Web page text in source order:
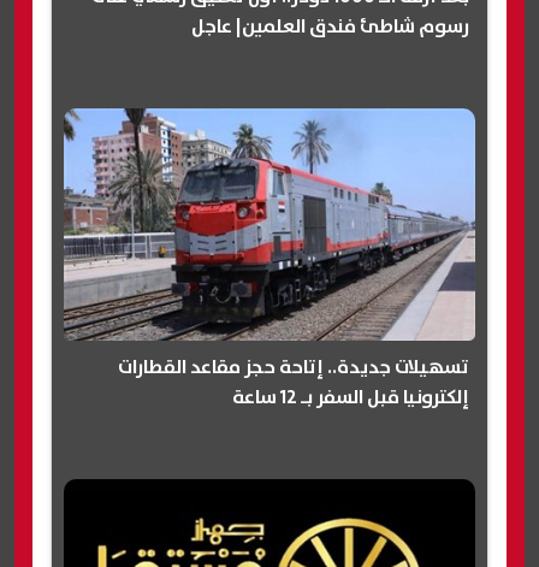
رسوم شاطئ فندق العلمين| عاجل
تسهيلات جديدة.. إتاحة حجز مقاعد القطارات
إلكترونيا قبل السفر بـ 12 ساعة